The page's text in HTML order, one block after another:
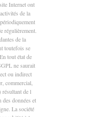
Internet ont
de la
régulièrement.
de la
toutefois se
tout état de
ne saurait
ou indirect
commercial,
résultant de l
des données et
La société